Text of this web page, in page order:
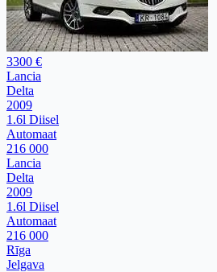
3300 €
Lancia
Delta
2009
1.6l Diisel
Automaat
216 000
Lancia
Delta
2009
1.6l Diisel
Automaat
216 000
Rīga
Jelgava